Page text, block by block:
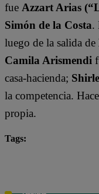
fue Azzart Arias
Simón de la Costa.
luego de la salida de
Camila Arismendi
casa-hacienda;
la competencia.
propia.
Tags: